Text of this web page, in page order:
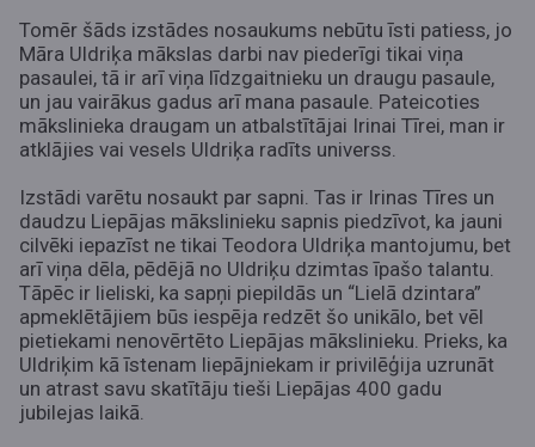
Tomēr šāds izstādes nosaukums nebūtu īsti patiess, jo
Māra Uldriķa mākslas darbi nav piederīgi tikai viņa
pasaulei, tā ir arī viņa līdzgaitnieku un draugu pasaule,
un jau vairākus gadus arī mana pasaule. Pateicoties
mākslinieka draugam un atbalstītājai Irinai Tīrei, man ir
atklājies vai vesels Uldriķa radīts universs.
Izstādi varētu nosaukt par sapni. Tas ir Irinas Tīres un
daudzu Liepājas mākslinieku sapnis piedzīvot, ka jauni
cilvēki iepazīst ne tikai Teodora Uldriķa mantojumu, bet
arī viņa dēla, pēdējā no Uldriķu dzimtas īpašo talantu.
Tāpēc ir lieliski, ka sapņi piepildās un “Lielā dzintara”
apmeklētājiem būs iespēja redzēt šo unikālo, bet vēl
pietiekami nenovērtēto Liepājas mākslinieku. Prieks, ka
Uldriķim kā īstenam liepājniekam ir privilēģija uzrunāt
un atrast savu skatītāju tieši Liepājas 400 gadu
jubilejas laikā.